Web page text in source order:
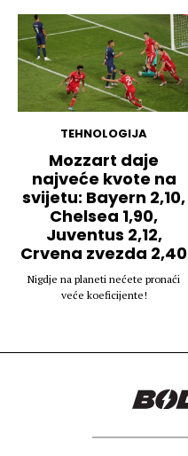
TEHNOLOGIJA
Mozzart daje
najveće kvote na
svijetu: Bayern 2,10,
Chelsea 1,90,
Juventus 2,12,
Crvena zvezda 2,40
Nigdje na planeti nećete pronaći
veće koeficijente!